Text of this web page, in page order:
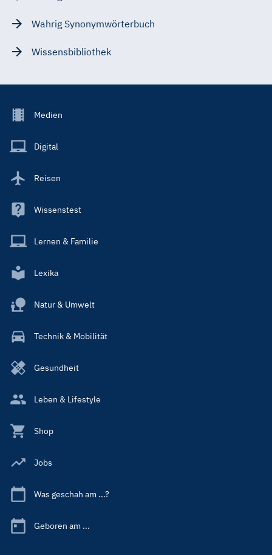
Wahrig Synonymwörterbuch
Wissensbibliothek
Footer
Main
Medien
Digital
Reisen
Wissenstest
Lernen & Familie
Lexika
Natur & Umwelt
Technik & Mobilität
Gesundheit
Leben & Lifestyle
Shop
Jobs
Was geschah am ...?
Geboren am ...